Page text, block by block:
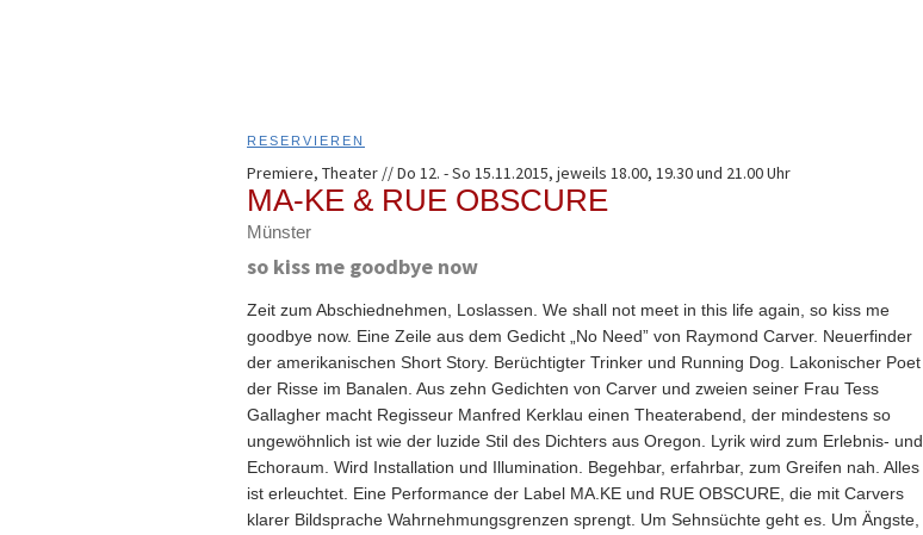
RESERVIEREN
Premiere, Theater // Do 12. - So 15.11.2015, jeweils 18.00, 19.30 und 21.00 Uhr
MA-KE & RUE OBSCURE
Münster
so kiss me goodbye now
Zeit zum Abschiednehmen, Loslassen. We shall not meet in this life again, so kiss me
goodbye now. Eine Zeile aus dem Gedicht „No Need” von Raymond Carver. Neuerfinder
der amerikanischen Short Story. Berüchtigter Trinker und Running Dog. Lakonischer Poet
der Risse im Banalen. Aus zehn Gedichten von Carver und zweien seiner Frau Tess
Gallagher macht Regisseur Manfred Kerklau einen Theaterabend, der mindestens so
ungewöhnlich ist wie der luzide Stil des Dichters aus Oregon. Lyrik wird zum Erlebnis- und
Echoraum. Wird Installation und Illumination. Begehbar, erfahrbar, zum Greifen nah. Alles
ist erleuchtet. Eine Performance der Label MA.KE und RUE OBSCURE, die mit Carvers
klarer Bildsprache Wahrnehmungsgrenzen sprengt. Um Sehnsüchte geht es. Um Ängste,